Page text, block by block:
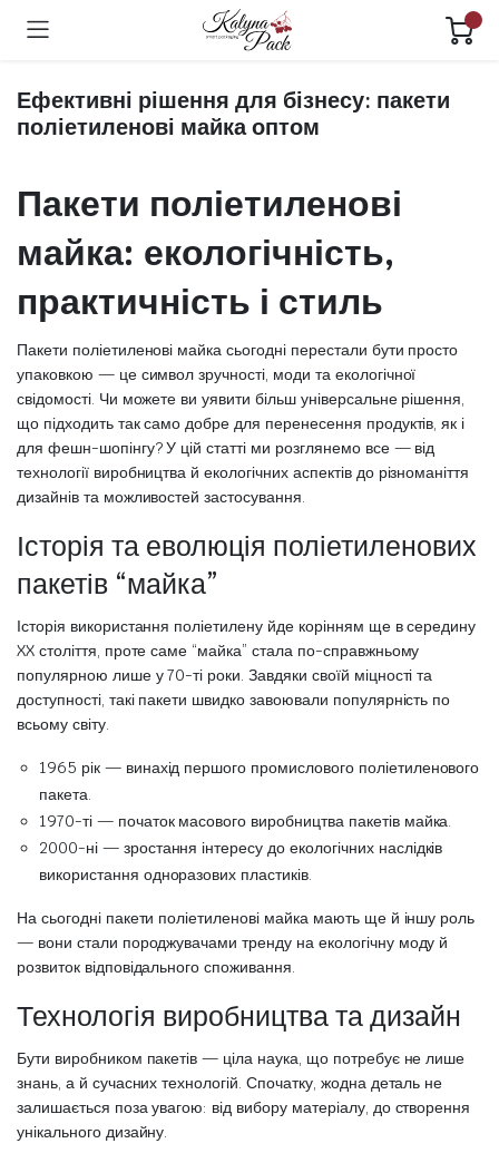
Ефективні рішення для бізнесу: пакети
поліетиленові майка оптом
Пакети поліетиленові
майка: екологічність,
практичність і стиль
Пакети поліетиленові майка сьогодні перестали бути просто
упаковкою — це символ зручності, моди та екологічної
свідомості. Чи можете ви уявити більш універсальне рішення,
що підходить так само добре для перенесення продуктів, як і
для фешн-шопінгу? У цій статті ми розглянемо все — від
технології виробництва й екологічних аспектів до різноманіття
дизайнів та можливостей застосування.
Історія та еволюція поліетиленових
пакетів “майка”
Історія використання поліетилену йде корінням ще в середину
XX століття, проте саме “майка” стала по-справжньому
популярною лише у 70-ті роки. Завдяки своїй міцності та
доступності, такі пакети швидко завоювали популярність по
всьому світу.
1965 рік — винахід першого промислового поліетиленового
пакета.
1970-ті — початок масового виробництва пакетів майка.
2000-ні — зростання інтересу до екологічних наслідків
використання одноразових пластиків.
На сьогодні пакети поліетиленові майка мають ще й іншу роль
— вони стали породжувачами тренду на екологічну моду й
розвиток відповідального споживання.
Технологія виробництва та дизайн
Бути виробником пакетів — ціла наука, що потребує не лише
знань, а й сучасних технологій. Спочатку, жодна деталь не
залишається поза увагою: від вибору матеріалу, до створення
унікального дизайну.